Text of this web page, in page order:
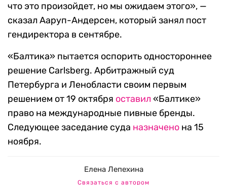
что это произойдет, но мы ожидаем этого», —
сказал Ааруп-Андерсен, который занял пост
гендиректора в сентябре.
«Балтика» пытается оспорить одностороннее
решение Carlsberg. Арбитражный суд
Петербурга и Ленобласти своим первым
решением от 19 октября оставил «Балтике»
право на международные пивные бренды.
Следующее заседание суда назначено на 15
ноября.
Елена Лепехина
Связаться с автором